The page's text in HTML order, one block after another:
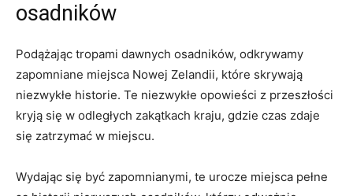
osadników
Podążając ‍tropami dawnych osadników, odkrywamy
zapomniane miejsca Nowej Zelandii, które⁣ skrywają
niezwykłe⁤ historie. Te niezwykłe opowieści z ‌przeszłości
kryją się w odległych zakątkach kraju, gdzie czas zdaje
się zatrzymać w miejscu.
Wydając ‌się być ⁤zapomnianymi, te urocze miejsca pełne